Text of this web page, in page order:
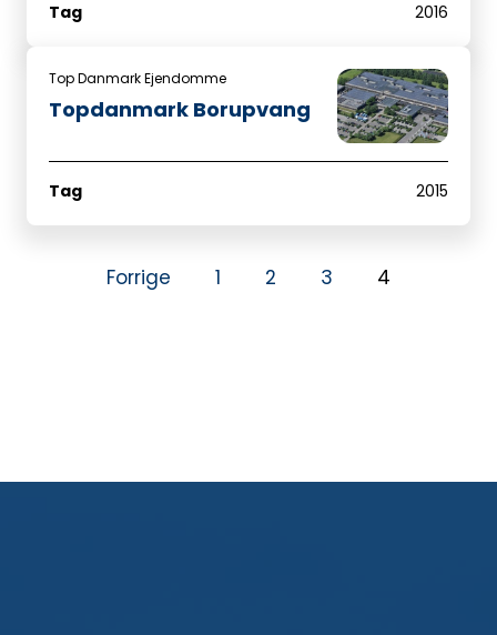
Tag 2016
Top Danmark Ejendomme
Topdanmark Borupvang
Tag 2015
Forrige 1 2 3 4